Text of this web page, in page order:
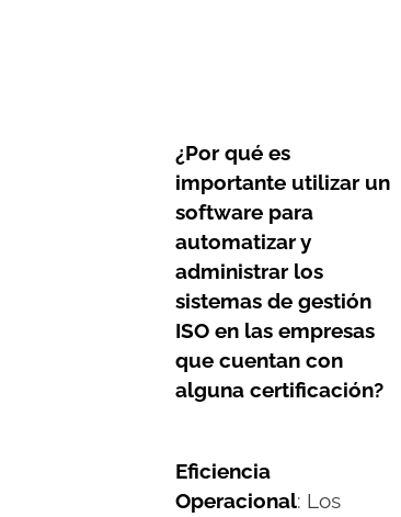
¿Por qué es
importante utilizar un
software para
automatizar y
administrar los
sistemas de gestión
ISO en las empresas
que cuentan con
alguna certificación?
Eficiencia
Operacional: Los